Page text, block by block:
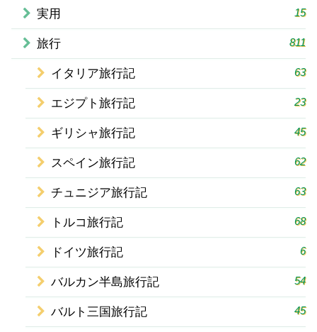
実用 15
旅行 811
イタリア旅行記 63
エジプト旅行記 23
ギリシャ旅行記 45
スペイン旅行記 62
チュニジア旅行記 63
トルコ旅行記 68
ドイツ旅行記 6
バルカン半島旅行記 54
バルト三国旅行記 45